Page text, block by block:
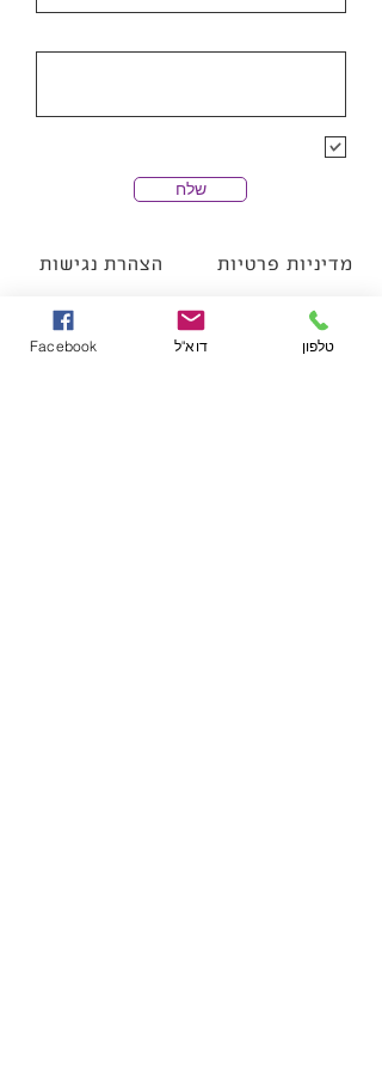
שלח
הצהרת נגישות מדיניות פרטיות
Facebook דוא"ל טלפון